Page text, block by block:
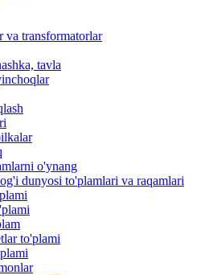
va transformatorlar
tavla
o'ynang
dunyosi to'plamlari va raqamlari
to'plami